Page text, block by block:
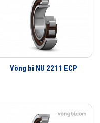
Vòng bi NU 2211 ECP